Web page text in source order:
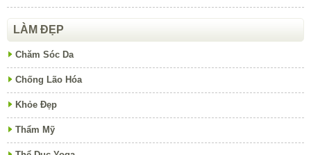
LÀM ĐẸP
Chăm Sóc Da
Chống Lão Hóa
Khỏe Đẹp
Thẩm Mỹ